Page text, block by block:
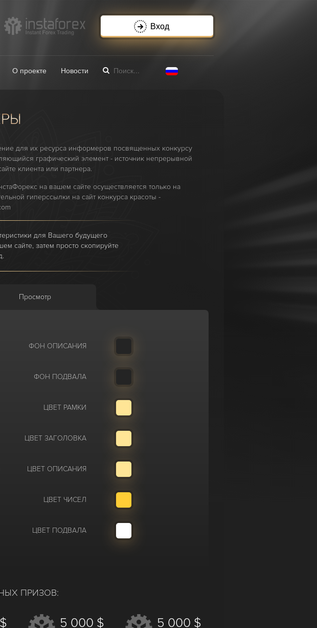
Вход
О проекте Новости
для их ресурса информеров посвященных конкурсу
графический элемент - источник непрерывной
клиента или партнера.
на вашем сайте осуществляется только на
гиперссылки на сайт конкурса красоты -
для Вашего будущего
сайте, затем просто скопируйте
Просмотр
ФОН ОПИСАНИЯ
ФОН ПОДВАЛА
ЦВЕТ РАМКИ
ЦВЕТ ЗАГОЛОВКА
ЦВЕТ ОПИСАНИЯ
ЦВЕТ ЧИСЕЛ
ЦВЕТ ПОДВАЛА
ПРИЗОВ:
5 000 $ 5 000 $